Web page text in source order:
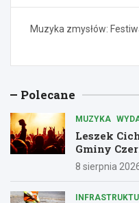
Muzyka zmysłów:
Polecane
MUZYKA
Leszek
Gminy
8 sierpnia